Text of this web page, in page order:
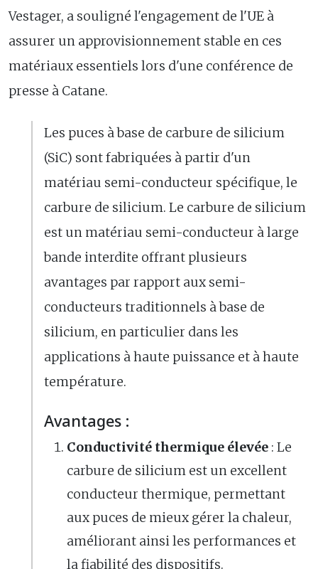
Vestager, a souligné l'engagement de l'UE à
assurer un approvisionnement stable en ces
matériaux essentiels lors d'une conférence de
presse à Catane.
Les puces à base de carbure de silicium
(SiC) sont fabriquées à partir d'un
matériau semi-conducteur spécifique, le
carbure de silicium. Le carbure de silicium
est un matériau semi-conducteur à large
bande interdite offrant plusieurs
avantages par rapport aux semi-
conducteurs traditionnels à base de
silicium, en particulier dans les
applications à haute puissance et à haute
température.
Avantages :
Conductivité thermique élevée : Le
carbure de silicium est un excellent
conducteur thermique, permettant
aux puces de mieux gérer la chaleur,
améliorant ainsi les performances et
la fiabilité des dispositifs.